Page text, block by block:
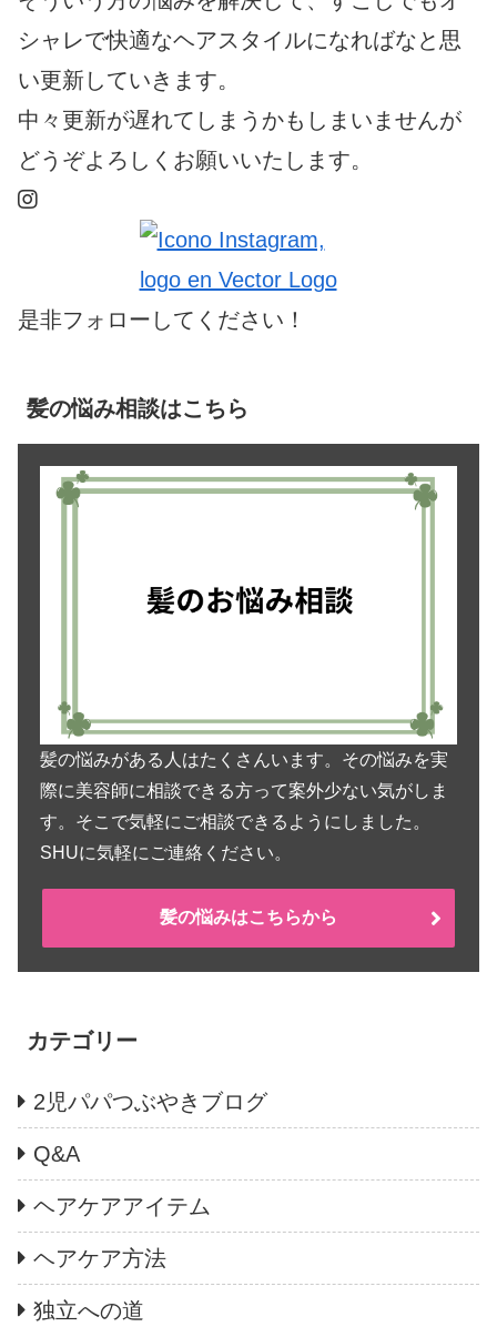
シャレで快適なヘアスタイルになればなと思
い更新していきます。
中々更新が遅れてしまうかもしまいませんが
どうぞよろしくお願いいたします。
是非フォローしてください！
髪の悩み相談はこちら
髪の悩みがある人はたくさんいます。その悩みを実
際に美容師に相談できる方って案外少ない気がしま
す。そこで気軽にご相談できるようにしました。
SHUに気軽にご連絡ください。
髪の悩みはこちらから
カテゴリー
2児パパつぶやきブログ
Q&A
ヘアケアアイテム
ヘアケア方法
独立への道